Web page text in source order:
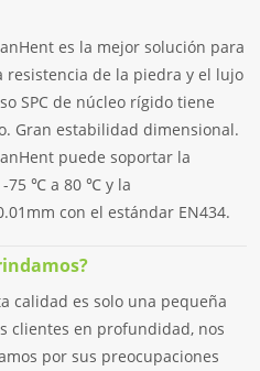
es la mejor solución para
resistencia de la piedra y el lujo
SPC de núcleo rígido tiene
Gran estabilidad dimensional.
puede soportar la
75 ℃ a 80 ℃ y la
con el estándar EN434.
calidad es solo una pequeña
clientes en profundidad, nos
por sus preocupaciones